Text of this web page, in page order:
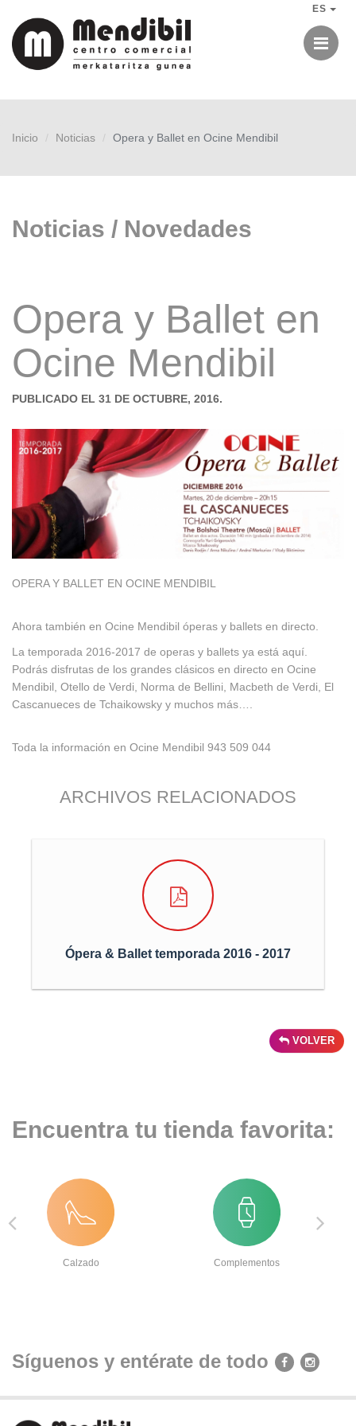
ES
Inicio Noticias Opera y Ballet en Ocine Mendibil
Noticias / Novedades
Opera y Ballet en
Ocine Mendibil
PUBLICADO EL 31 DE OCTUBRE, 2016.
OPERA Y BALLET EN OCINE MENDIBIL
Ahora también en Ocine Mendibil óperas y ballets en directo.
La temporada 2016-2017 de operas y ballets ya está aquí.
Podrás disfrutas de los grandes clásicos en directo en Ocine
Mendibil, Otello de Verdi, Norma de Bellini, Macbeth de Verdi, El
Cascanueces de Tchaikowsky y muchos más….
Toda la información en Ocine Mendibil 943 509 044
ARCHIVOS RELACIONADOS
Ópera & Ballet temporada 2016 - 2017
VOLVER
Encuentra tu tienda favorita:
Calzado Complementos
Síguenos y entérate de todo